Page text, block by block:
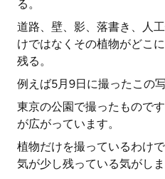
る。
道路、壁、影、落書き、人
けではなくその植物がどこ
残る。
例えば5月9日に撮ったこの写
東京の公園で撮ったもので
が広がっています。
植物だけを撮っているわけ
気が少し残っている気がしま